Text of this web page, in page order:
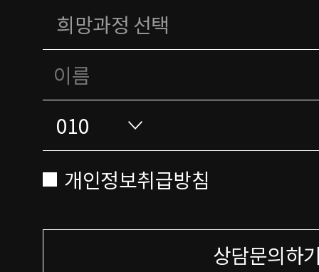
개인정보취급방침
상담문의하